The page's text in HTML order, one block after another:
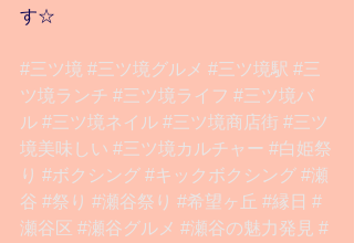
す☆
#三ツ境 #三ツ境グルメ #三ツ境駅 #三
ツ境ランチ #三ツ境ライフ #三ツ境バ
ル #三ツ境ネイル #三ツ境商店街 #三ツ
境美味しい #三ツ境カルチャー #白姫祭
り #ボクシング #キックボクシング #瀬
谷 #祭り #瀬谷祭り #希望ヶ丘 #縁日 #
瀬谷区 #瀬谷グルメ #瀬谷の魅力発見 #